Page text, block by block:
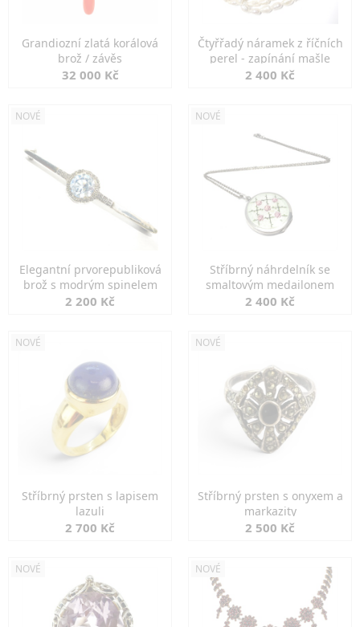
Grandiozní zlatá korálová
brož / závěs
32 000 Kč
Čtyřřadý náramek z říčních
perel - zapínání mašle
2 400 Kč
NOVÉ
Elegantní prvorepubliková
brož s modrým spinelem
2 200 Kč
NOVÉ
Stříbrný náhrdelník se
smaltovým medailonem
2 400 Kč
NOVÉ
Stříbrný prsten s lapisem
lazuli
2 700 Kč
NOVÉ
Stříbrný prsten s onyxem a
markazity
2 500 Kč
NOVÉ NOVÉ